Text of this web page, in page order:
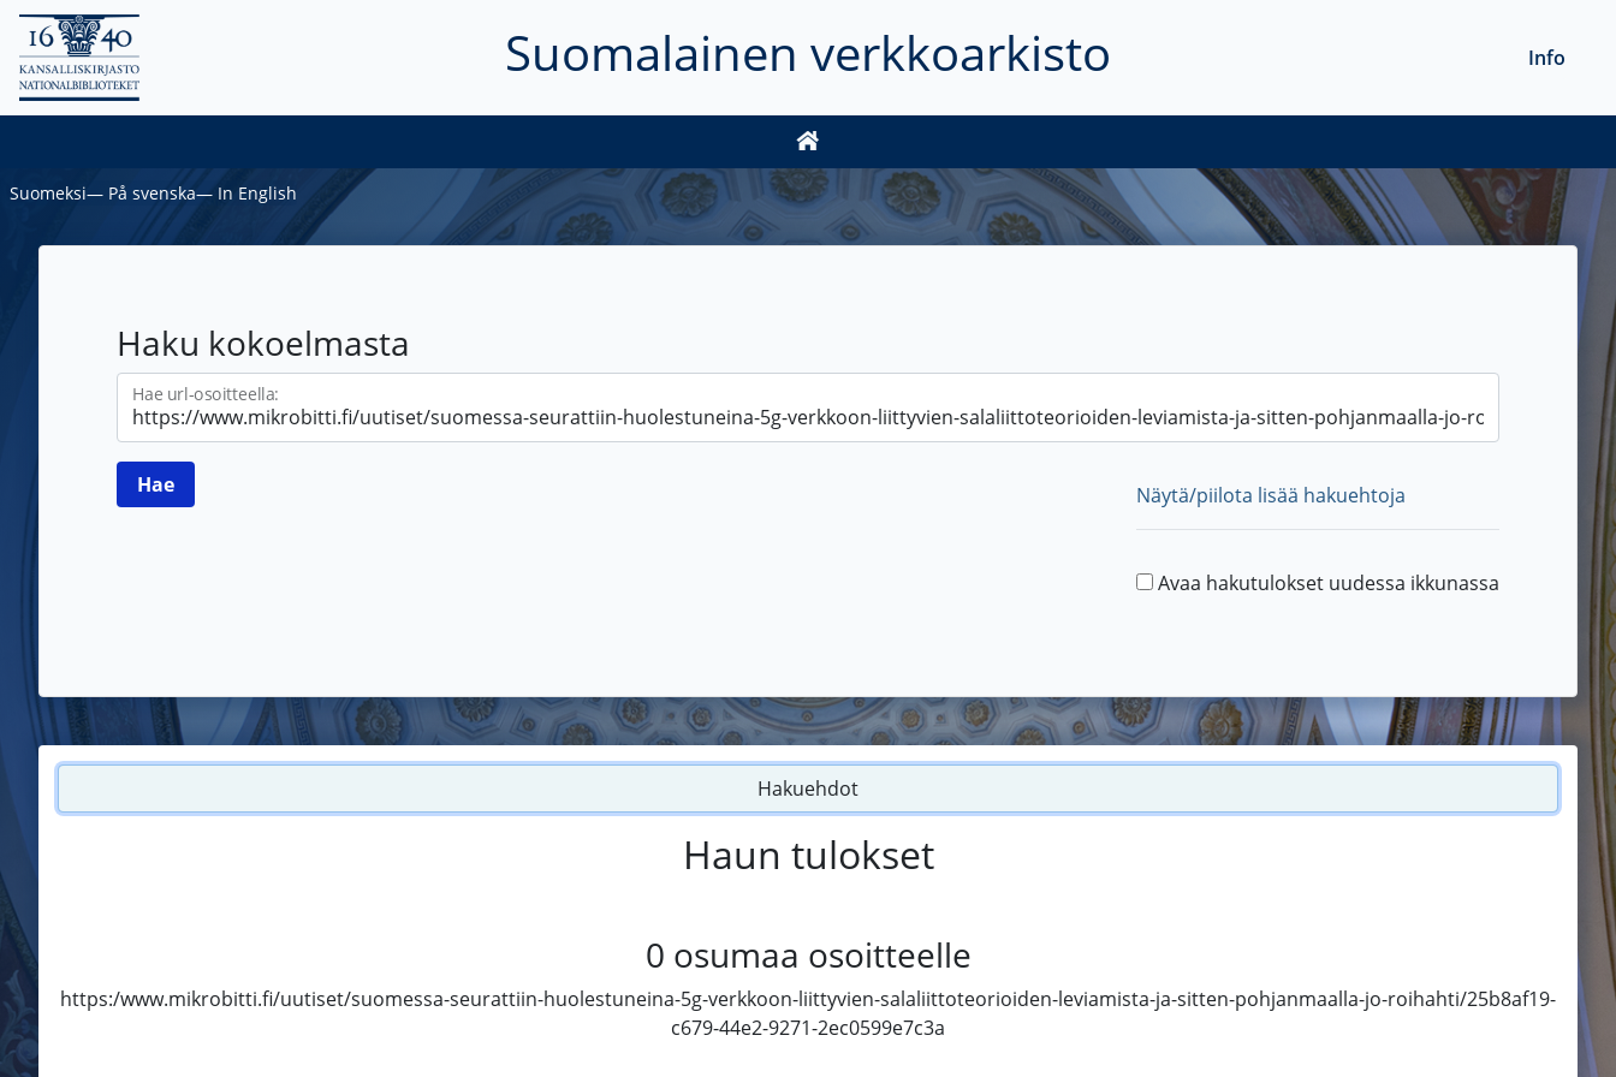
Suomalainen verkkoarkisto Info
Suomeksi― På svenska― In English
Haku kokoelmasta
Hae url-osoitteella:
Näytä/piilota lisää hakuehtoja
Avaa hakutulokset uudessa ikkunassa
Hakuehdot
Haun tulokset
0 osumaa osoitteelle
https:/www.mikrobitti.fi/uutiset/suomessa-seurattiin-huolestuneina-5g-verkkoon-liittyvien-salaliittoteorioiden-leviamista-ja-sitten-pohjanmaalla-jo-roihahti/25b8af19-
c679-44e2-9271-2ec0599e7c3a